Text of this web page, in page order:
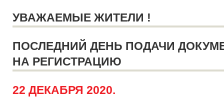
УВАЖАЕМЫЕ ЖИТЕЛИ !
ПОСЛЕДНИЙ ДЕНЬ ПОДАЧИ
НА РЕГИСТРАЦИЮ
22 ДЕКАБРЯ 2020.